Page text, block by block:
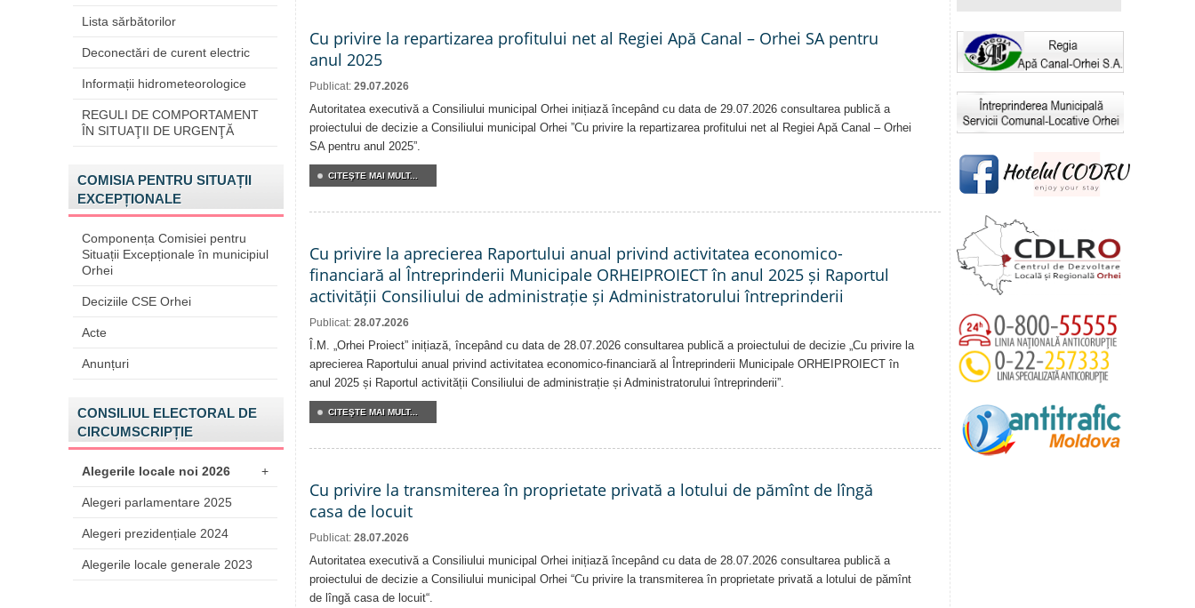
Lista sărbătorilor
Deconectări de curent electric
Informații hidrometeorologice
REGULI DE COMPORTAMENT
ÎN SITUAŢII DE URGENŢĂ
COMISIA PENTRU SITUAȚII
EXCEPȚIONALE
Componența Comisiei pentru
Situații Excepționale în municipiul
Orhei
Deciziile CSE Orhei
Acte
Anunțuri
CONSILIUL ELECTORAL DE
CIRCUMSCRIPȚIE
Alegerile locale noi 2026 +
Alegeri parlamentare 2025
Alegeri prezidențiale 2024
Alegerile locale generale 2023
Cu privire la repartizarea profitului net al Regiei Apă Canal – Orhei SA pentru
anul 2025
Publicat: 29.07.2026
Autoritatea executivă a Consiliului municipal Orhei inițiază începând cu data de 29.07.2026 consultarea publică a
proiectului de decizie a Consiliului municipal Orhei ”Cu privire la repartizarea profitului net al Regiei Apă Canal – Orhei
SA pentru anul 2025”.
CITEŞTE MAI MULT...
Cu privire la aprecierea Raportului anual privind activitatea economico-
financiară al Întreprinderii Municipale ORHEIPROIECT în anul 2025 și Raportul
activității Consiliului de administrație și Administratorului întreprinderii
Publicat: 28.07.2026
Î.M. „Orhei Proiect” inițiază, începând cu data de 28.07.2026 consultarea publică a proiectului de decizie „Cu privire la
aprecierea Raportului anual privind activitatea economico-financiară al Întreprinderii Municipale ORHEIPROIECT în
anul 2025 și Raportul activității Consiliului de administrație și Administratorului întreprinderii”.
CITEŞTE MAI MULT...
Cu privire la transmiterea în proprietate privată a lotului de pămînt de lîngă
casa de locuit
Publicat: 28.07.2026
Autoritatea executivă a Consiliului municipal Orhei inițiază începând cu data de 28.07.2026 consultarea publică a
proiectului de decizie a Consiliului municipal Orhei “Cu privire la transmiterea în proprietate privată a lotului de pămînt
de lîngă casa de locuit“.